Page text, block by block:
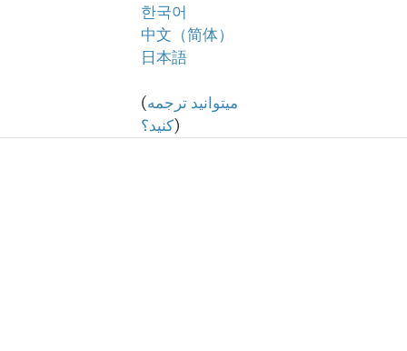
한국어
中文（简体）
日本語
(میتوانید ترجمه
کنید؟)